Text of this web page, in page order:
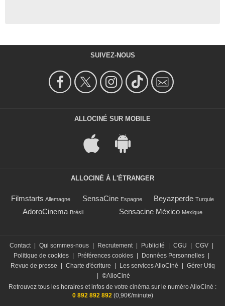
SUIVEZ-NOUS
ALLOCINÉ SUR MOBILE
ALLOCINÉ À L'ÉTRANGER
Filmstarts Allemagne SensaCine Espagne Beyazperde Turquie
AdoroCinema Brésil Sensacine México Mexique
Contact Qui sommes-nous Recrutement Publicité CGU CGV
Politique de cookies
Préférences cookies Données Personnelles
Revue de presse
Charte d'écriture Les services AlloCiné
Gérer Utiq
©AlloCiné
Retrouvez tous les horaires et infos de votre cinéma sur le numéro AlloCiné :
0 892 892 892(0,90€/minute)